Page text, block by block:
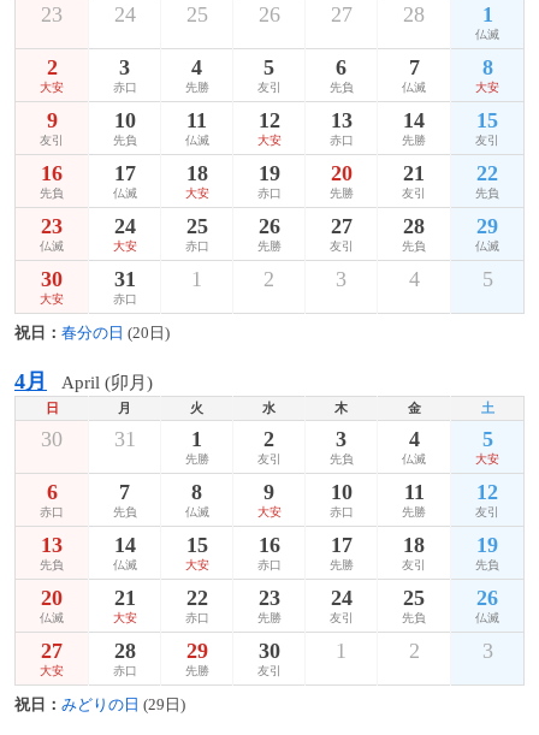
23 24 25 26 27 28 1
仏滅
2
大安
3
赤口
4
先勝
5
友引
6
先負
7
仏滅
8
大安
9
友引
10
先負
11
仏滅
12
大安
13
赤口
14
先勝
15
友引
16
先負
17
仏滅
18
大安
19
赤口
20
先勝
21
友引
22
先負
23
仏滅
24
大安
25
赤口
26
先勝
27
友引
28
先負
29
仏滅
30
大安
31
赤口
1 2 3 4 5
祝日： 春分の日 (20日)
4月 April (卯月)
日 月 火 水 木 金 土
30 31 1
先勝
2
友引
3
先負
4
仏滅
5
大安
6
赤口
7
先負
8
仏滅
9
大安
10
赤口
11
先勝
12
友引
13
先負
14
仏滅
15
大安
16
赤口
17
先勝
18
友引
19
先負
20
仏滅
21
大安
22
赤口
23
先勝
24
友引
25
先負
26
仏滅
27
大安
28
赤口
29
先勝
30
友引
1 2 3
祝日： みどりの日 (29日)